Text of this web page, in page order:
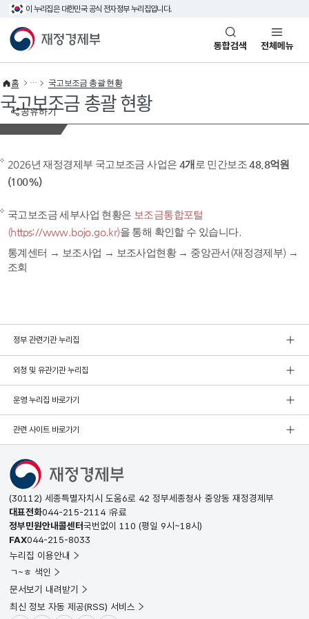
이 누리집은 대한민국 공식 전자정부 누리집입니다.
재정경제부(www.mofe.go.kr)통합검색 전체메뉴
공유하기
홈 국고보조금 총괄 현황
국고보조금 총괄 현황
2026년 재정경제부 국고보조금 사업은 4개 로 민간보조48.8억원
(100%)
국고보조금 세부사업 현황은 보조금통합포털
(https://www.bojo.go.kr)을 통해 확인할 수 있습니다.
통계센터 → 보조사업 → 보조사업현황 → 중앙관서(재정경제부) →
조회
정부 관련기관 누리집
외청 및 유관기관 누리집
운영 누리집 바로가기
관련 사이트 바로가기
(30112) 세종특별자치시 도움6로 42 정부세종청사 중앙동 재정경제부
대표전화044-215-2114 유료
정부민원안내콜센터국번없이 110 (평일 9시~18시)
FAX044-215-8033
누리집 이용안내
ㄱ~ㅎ 색인
문서보기 내려받기
최신 정보 자동 제공(RSS) 서비스